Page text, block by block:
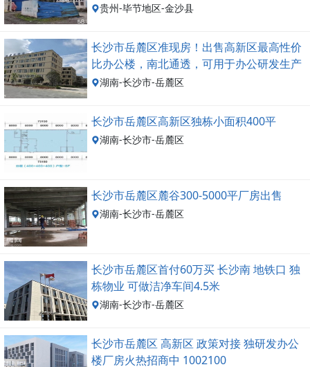
贵州-毕节地区-金沙县
长沙市岳麓区准现房！出售高新区最高性价
比办公楼，南北通透，可用于办公研发生产
仓储
湖南-长沙市-岳麓区
长沙市岳麓区高新区独栋小面积400平
湖南-长沙市-岳麓区
长沙市岳麓区麓谷300-5000平厂房出售
湖南-长沙市-岳麓区
长沙市岳麓区首付60万买 长沙南 地铁口 独
栋物业 可做洁净车间4.5米
湖南-长沙市-岳麓区
长沙市岳麓区 高新区 政策对接 独研发办公
楼厂房火热招商中 1002100